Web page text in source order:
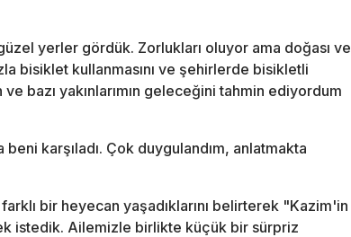
yerler gördük. Zorlukları oluyor ama doğası ve
bisiklet kullanmasını ve şehirlerde bisikletli
bazı yakınlarımın geleceğini tahmin ediyordum
karşıladı. Çok duygulandım, anlatmakta
bir heyecan yaşadıklarını belirterek "Kazim'in
istedik. Ailemizle birlikte küçük bir sürpriz